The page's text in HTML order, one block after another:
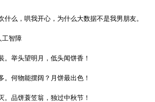
什么，哄我开心，为什么大数据不是我男朋友。
工智障
。举头望明月，低头闻饼香！
。何物能摆阔？月饼最出色！
。品饼蓑笠翁，独过中秋节！